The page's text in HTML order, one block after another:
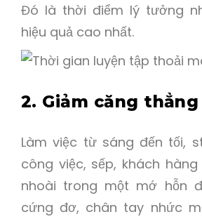
Đó là thời điểm lý tưởng
hiệu quả cao nhất.
2. Giảm căng thẳng
Làm việc từ sáng đến tối,
công việc, sếp, khách
nhoài trong một mớ hỗn
cứng đơ, chân tay nhức